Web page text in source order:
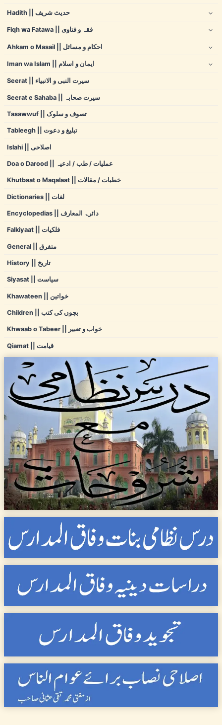
Hadith || حدیث شریف
Fiqh wa Fatawa || فقہ و فتاوی
Ahkam o Masail || احکام و مسائل
Iman wa Islam || ایمان و اسلام
Seerat || سیرت النبی و الانبیاء
Seerat e Sahaba || سیرت صحابہ
Tasawwuf || تصوف و سلوک
Tableegh || تبلیغ و دعوت
Islahi || اصلاحی
Doa o Darood || عملیات / طب / ادعیہ
Khutbaat o Maqalaat || خطبات / مقالات
Dictionaries || لغات
Encyclopedias || دائرۃ المعارف
Falkiyaat || فلکیات
General || متفرق
History || تاریخ
Siyasat || سیاست
Khawateen || خواتین
Children || بچوں کی کتب
Khwaab o Tabeer || خواب و تعبیر
Qiamat || قیامت